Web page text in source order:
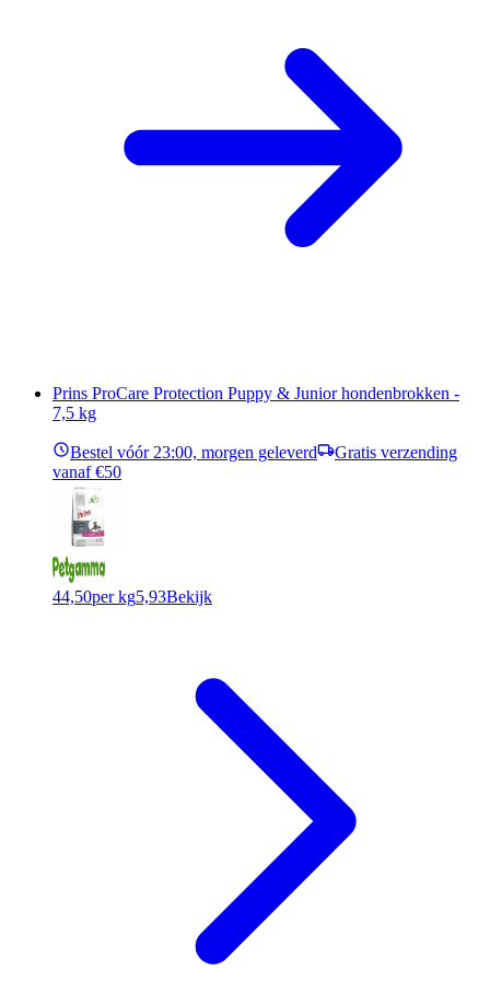
Prins ProCare Protection Puppy & Junior hondenbrokken -
7,5 kg
Bestel vóór 23:00, morgen geleverd
Gratis verzending
vanaf €50
44,50per kg5,93Bekijk